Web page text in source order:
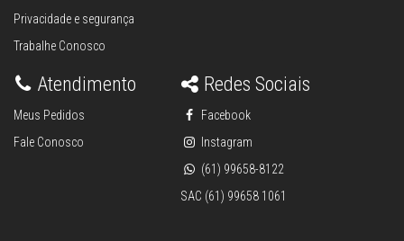
Privacidade e segurança
Trabalhe Conosco
Atendimento
Meus Pedidos
Fale Conosco
Redes Sociais
Facebook
Instagram
(61) 99658-8122
SAC (61) 99658 1061